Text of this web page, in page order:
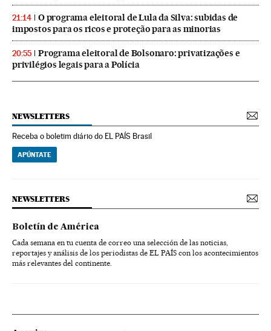
21:14
O programa eleitoral de Lula da Silva: subidas de
impostos para os ricos e proteção para as minorias
20:55
Programa eleitoral de Bolsonaro: privatizações e
privilégios legais para a Polícia
NEWSLETTERS
Receba o boletim diário do EL PAÍS Brasil
APÚNTATE
NEWSLETTERS
Boletín de América
Cada semana en tu cuenta de correo una selección de las noticias,
reportajes y análisis de los periodistas de EL PAÍS con los acontecimientos
más relevantes del continente.